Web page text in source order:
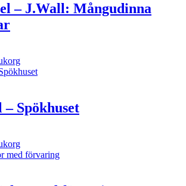
– J.Wall: Mångudinna
– Spökhuset